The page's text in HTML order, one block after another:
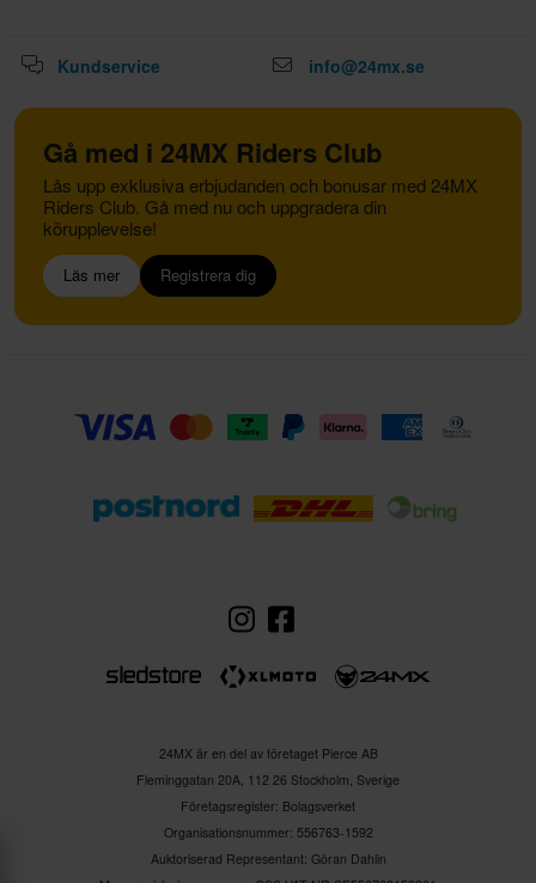
Kundservice info@24mx.se
Gå med i 24MX Riders Club
Lås upp exklusiva erbjudanden och bonusar med 24MX
Riders Club. Gå med nu och uppgradera din
körupplevelse!
Läs mer Registrera dig
24MX är en del av företaget Pierce AB
Fleminggatan 20A, 112 26 Stockholm, Sverige
Företagsregister: Bolagsverket
Organisationsnummer: 556763-1592
Auktoriserad Representant: Göran Dahlin